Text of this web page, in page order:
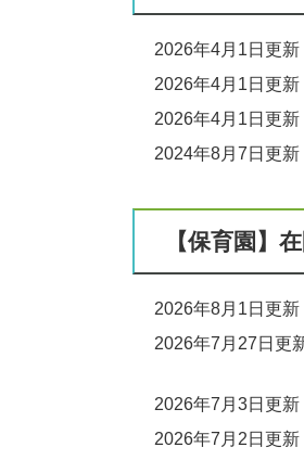
2026年4月1日更新
2026年4月1日更新
2026年4月1日更新
2024年8月7日更新
【保育園】
2026年8月1日更新
2026年7月27日更
2026年7月3日更新
2026年7月2日更新